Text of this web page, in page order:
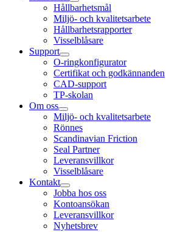
Hållbarhetsmål
Miljö- och kvalitetsarbete
Hållbarhetsrapporter
Visselblåsare
Support
O-ringkonfigurator
Certifikat och godkännanden
CAD-support
TP-skolan
Om oss
Miljö- och kvalitetsarbete
Rönnes
Scandinavian Friction
Seal Partner
Leveransvillkor
Visselblåsare
Kontakt
Jobba hos oss
Kontoansökan
Leveransvillkor
Nyhetsbrev